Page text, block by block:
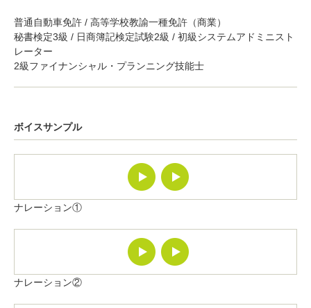
普通自動車免許 / 高等学校教諭一種免許（商業）
秘書検定3級 / 日商簿記検定試験2級 / 初級システムアドミニスト
レーター
2級ファイナンシャル・プランニング技能士
ボイスサンプル
ナレーション①
ナレーション②